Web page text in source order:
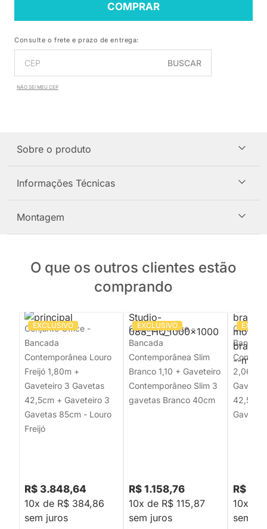
COMPRAR
Consulte o frete e prazo de entrega:
BUSCAR
NÃO SEI MEU CEP
Sobre o produto
Informações Técnicas
Montagem
O que os outros clientes estão
comprando
EXCLUSIVO
Conjunto Office -
Bancada
Contemporânea Louro
Freijó 1,80m +
Gaveteiro 3 Gavetas
42,5cm + Gaveteiro 3
Gavetas 85cm - Louro
Freijó
R$ 3.848,64
10x de R$ 384,86
sem juros
EXCLUSIVO
Conjunto Office -
Bancada
Contemporânea Slim
Branco 1,10 + Gaveteiro
Contemporâneo Slim 3
gavetas Branco 40cm
R$ 1.158,76
10x de R$ 115,87
sem juros
Bancada
2,06m
42,5cm
R$
10x de
sem